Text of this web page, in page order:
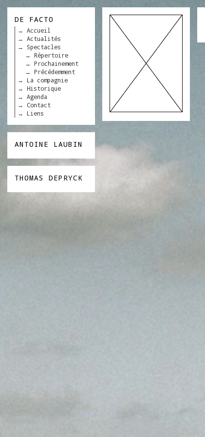
DE FACTO
Accueil
Actualités
Spectacles
Répertoire
Prochainement
Précédemment
La compagnie
Historique
Agenda
Contact
Liens
ANTOINE LAUBIN
THOMAS DEPRYCK